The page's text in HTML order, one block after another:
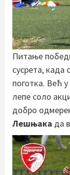
Питање
сусрета, када
поготка. Већ
лепе соло
добро
Лешњака да